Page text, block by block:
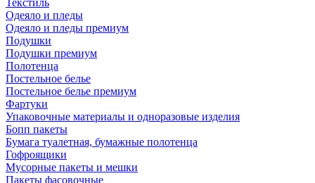
Текстиль
Одеяло и пледы
Одеяло и пледы премиум
Подушки
Подушки премиум
Полотенца
Постельное белье
Постельное белье премиум
Фартуки
Упаковочные материалы и одноразовые изделия
Бопп пакеты
Бумага туалетная, бумажные полотенца
Гофроящики
Мусорные пакеты и мешки
Пакеты фасовочные